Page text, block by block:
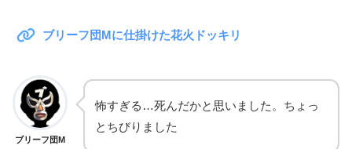
ブリーフ団Mに仕掛けた花火ドッキリ
ブリーフ団M
怖すぎる…死んだかと思いました。ちょっ
とちびりました